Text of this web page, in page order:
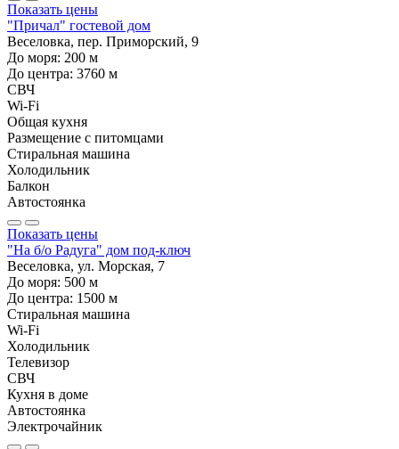
Показать цены
"Причал" гостевой дом
Веселовка, пер. Приморский, 9
До моря: 200 м
До центра: 3760 м
СВЧ
Wi-Fi
Общая кухня
Размещение с питомцами
Стиральная машина
Холодильник
Балкон
Автостоянка
Показать цены
"На б/о Радуга" дом под-ключ
Веселовка, ул. Морская, 7
До моря: 500 м
До центра: 1500 м
Стиральная машина
Wi-Fi
Холодильник
Телевизор
СВЧ
Кухня в доме
Автостоянка
Электрочайник